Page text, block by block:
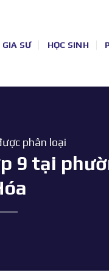
GIA SƯ HỌC SINH
phân loại
9 tại